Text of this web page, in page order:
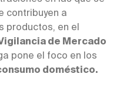
contribuyen a
productos, en el
de Mercado
pone el foco en los
doméstico.